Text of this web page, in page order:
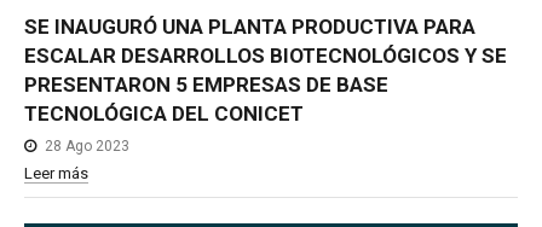
SE INAUGURÓ UNA PLANTA PRODUCTIVA PARA
ESCALAR DESARROLLOS BIOTECNOLÓGICOS Y SE
PRESENTARON 5 EMPRESAS DE BASE
TECNOLÓGICA DEL CONICET
28 Ago 2023
Leer más